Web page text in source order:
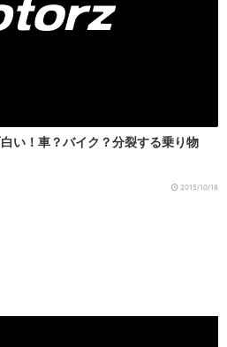
い！車？バイク？分裂する乗り物
2015/10/18